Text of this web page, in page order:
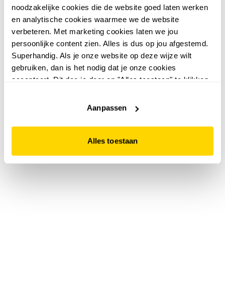
noodzakelijke cookies die de website goed laten werken
en analytische cookies waarmee we de website
verbeteren. Met marketing cookies laten we jou
persoonlijke content zien. Alles is dus op jou afgestemd.
Superhandig. Als je onze website op deze wijze wilt
gebruiken, dan is het nodig dat je onze cookies
accepteert. Dit doe je door op "Alles toestaan" te klikken.
website niet optimaal functioneert.
Aanpassen
Alles toestaan